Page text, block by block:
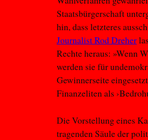
Staatsbürgerschaft
hin, dass letzteres
Journalist Rod Dreher
Rechte heraus: »Wenn
werden sie für
Gewinnerseite
Finanzeliten als
Die Vorstellung eines
tragenden Säule der